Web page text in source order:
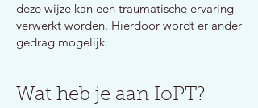
deze wijze kan een traumatische ervaring
verwerkt worden. Hierdoor wordt er ander
gedrag mogelijk.
Wat heb je aan IoPT?